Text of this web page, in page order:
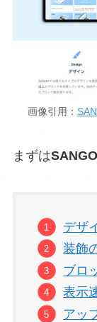
画像引用：
まずは
デザ
装飾
ブロ
表示
アッ